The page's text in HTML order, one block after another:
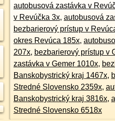
autobusová zastávka v
v Revúčka 3x, autobusová
bezbarierový prístup v
okres Revúca 185x,
207x, bezbarierový prístup v
zastávka v Gemer 1010x,
Banskobystrický kraj 1467x,
Stredné Slovensko 2359x,
Banskobystrický kraj 3816x,
Stredné Slovensko 6518x